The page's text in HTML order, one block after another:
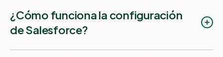
Objetos estándar y personalizados
Archivos y adjuntos
¿Cómo funciona la configuración
de Salesforce?